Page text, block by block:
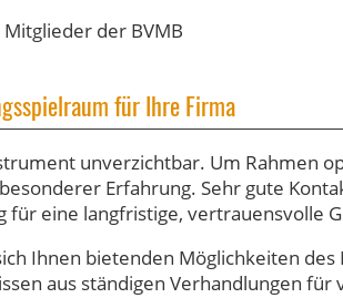
der BVMB
für Ihre Firma
unverzichtbar. Um Rahmen
Erfahrung. Sehr gute
für eine langfristige, vertrauensvolle
Ihnen bietenden Möglichkeiten
aus ständigen Verhandlungen